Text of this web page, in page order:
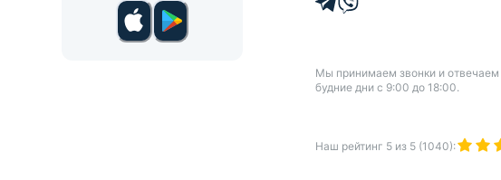
Мы принимаем звонки и отвечаем
будние дни с 9:00 до 18:00.
Наш рейтинг 5 из 5 (1040):